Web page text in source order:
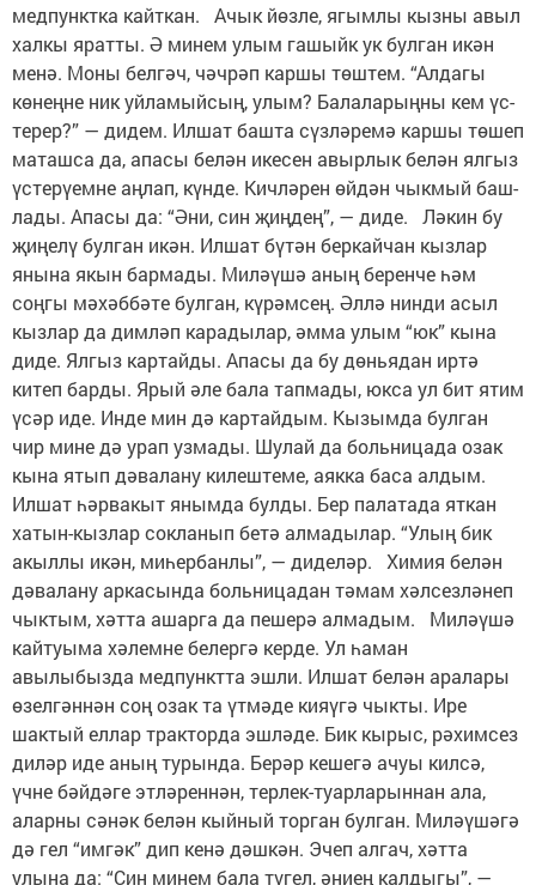
медпунктка кайткан. Ачык йөзле, ягымлы кызны авыл
халкы яратты. Ә минем улым гашыйк ук булган икән
менә. Моны белгәч, чәчрәп каршы төштем. “Алдагы
көнеңне ник уйламыйсың, улым? Балаларыңны кем үс­
терер?” — дидем. Илшат башта сүзләремә каршы төшеп
маташса да, апасы белән икесен авырлык белән ялгыз
үстерүемне аңлап, күнде. Кичләрен өйдән чык­мый баш­
лады. Апасы да: “Әни, син җиңдең”, — диде. Ләкин бу
җиңелү булган икән. Илшат бүтән беркайчан кызлар
янына якын бармады. Миләүшә аның беренче һәм
соңгы мәхәббәте булган, кү­рәмсең. Әллә нинди асыл
кызлар да димләп карадылар, әмма улым “юк” кына
диде. Ялгыз картайды. Апасы да бу дөньядан иртә
китеп барды. Ярый әле бала тапмады, юкса ул бит ятим
үсәр иде. Инде мин дә картайдым. Кызымда булган
чир мине дә урап узмады. Шулай да больницада озак
кына ятып дәвалану килештеме, аякка баса алдым.
Илшат һәрвакыт янымда булды. Бер палатада яткан
хатын-кызлар сокланып бетә алмадылар. “Улың бик
акыллы икән, ми­һербанлы”, — диделәр. Химия белән
дәвалану аркасында больницадан тәмам хәлсезләнеп
чыктым, хәтта ашарга да пешерә алмадым. Миләүшә
кайтуыма хә­лемне белергә керде. Ул һаман
авылыбызда медпунктта эшли. Илшат белән аралары
өзел­гәннән соң озак та үтмәде кияүгә чыкты. Ире
шактый еллар тракторда эшләде. Бик кырыс, рәхимсез
диләр иде аның турында. Берәр кешегә ачуы килсә,
үчне бәйдәге этләреннән, терлек-туарларыннан ала,
аларны сәнәк белән кыйный торган булган. Ми­ләүшәгә
дә гел “имгәк” дип кенә дәшкән. Эчеп алгач, хәтта
улына да: “Син минем бала түгел, әниең калдыгы”, —